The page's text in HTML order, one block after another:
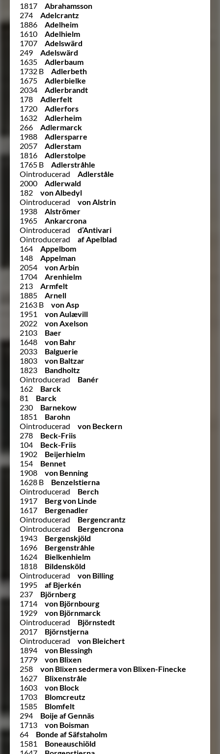
1817
Abrahamsson
274
Adelcrantz
1886
Adelheim
1610
Adelhielm
1707
Adelswärd
249
Adelswärd
1635
Adlerbaum
1732 B
Adlerbeth
1675
Adlerbielke
2034
Adlerbrandt
178
Adlerfelt
1720
Adlerfors
1632
Adlerheim
266
Adlermarck
1988
Adlersparre
2057
Adlerstam
1816
Adlerstolpe
1765 B
Adlerstråhle
Ointroducerad
Adlerståle
2000
Adlerwald
182
von Albedyl
Ointroducerad
von Alstrin
1938
Alströmer
1965
Ankarcrona
Ointroducerad
d’Antivari
Ointroducerad
af Apelblad
164
Appelbom
148
Appelman
2054
von Arbin
1704
Arenhielm
213
Armfelt
1885
Arnell
2163 B
von Asp
1951
von Aulævill
2022
von Axelson
2103
Baer
1648
von Bahr
2033
Balguerie
1803
von Baltzar
1823
Bandholtz
Ointroducerad
Banér
162
Barck
81
Barck
230
Barnekow
1851
Barohn
Ointroducerad
von Beckern
278
Beck-Friis
104
Beck-Friis
1902
Beijerhielm
154
Bennet
1908
von Benning
1628 B
Benzelstierna
Ointroducerad
Berch
1917
Berg von Linde
1617
Bergenadler
Ointroducerad
Bergencrantz
Ointroducerad
Bergencrona
1943
Bergenskjöld
1696
Bergenstråhle
1624
Bielkenhielm
1818
Bildensköld
Ointroducerad
von Billing
1995
af Bjerkén
237
Björnberg
1714
von Björnbourg
1929
von Björnmarck
Ointroducerad
Björnstedt
2017
Björnstjerna
Ointroducerad
von Bleichert
1894
von Blessingh
1779
von Blixen
258
von Blixen sedermera von Blixen-Finecke
1627
Blixenstråle
1603
von Block
1703
Blomcreutz
1585
Blomfelt
294
Boije af Gennäs
1713
von Boisman
64
Bonde af Säfstaholm
1581
Boneauschiöld